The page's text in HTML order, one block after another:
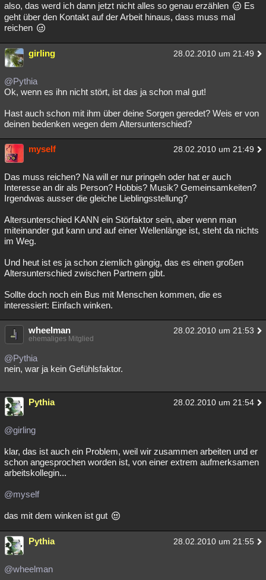
also, das werd ich dann jetzt nicht alles so genau erzählen
Es
geht über den Kontakt auf der Arbeit hinaus, dass muss mal
reichen
girling 28.02.2010 um 21:49
@Pythia
Ok, wenn es ihn nicht stört, ist das ja schon mal gut!
Hast auch schon mit ihm über deine Sorgen geredet? Weis er von
deinen bedenken wegen dem Altersunterschied?
myself 28.02.2010 um 21:49
Das muss reichen? Na will er nur pringeln oder hat er auch
Interesse an dir als Person? Hobbis? Musik? Gemeinsamkeiten?
Irgendwas ausser die gleiche Lieblingsstellung?
Altersunterschied KANN ein Störfaktor sein, aber wenn man
miteinander gut kann und auf einer Wellenlänge ist, steht da nichts
im Weg.
Und heut ist es ja schon ziemlich gängig, das es einen großen
Altersunterschied zwischen Partnern gibt.
Sollte doch noch ein Bus mit Menschen kommen, die es
interessiert: Einfach winken.
wheelman 28.02.2010 um 21:53
ehemaliges Mitglied
@Pythia
nein, war ja kein Gefühlsfaktor.
Pythia 28.02.2010 um 21:54
@girling
klar, das ist auch ein Problem, weil wir zusammen arbeiten und er
schon angesprochen worden ist, von einer extrem aufmerksamen
arbeitskollegin...
@myself
das mit dem winken ist gut
Pythia 28.02.2010 um 21:55
@wheelman